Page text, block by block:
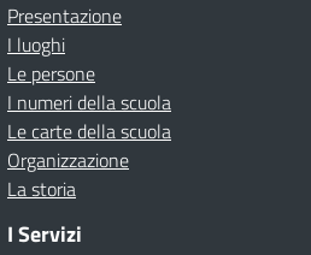
Presentazione
I luoghi
Le persone
I numeri della scuola
Le carte della scuola
Organizzazione
La storia
I Servizi